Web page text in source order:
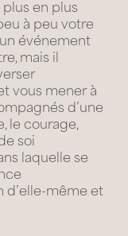
en plus
à peu votre
événement
mais il
vous mener à
d’une
le courage,
soi
laquelle se
d’elle-même et